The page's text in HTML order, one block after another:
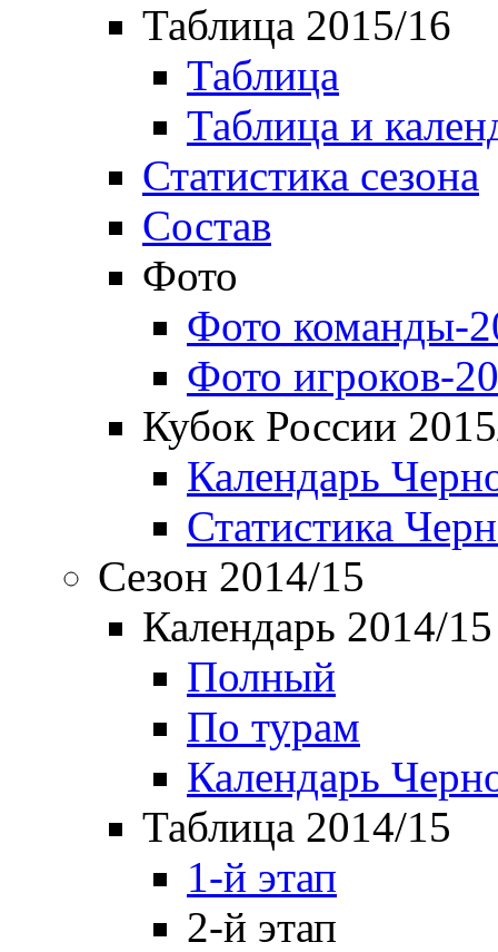
Таблица 2015/16
Таблица
Таблица и
Статистика сезона
Состав
Фото
Фото команды-
Фото игроков-
Кубок России
Календарь
Статистика
Сезон 2014/15
Календарь 2014/15
Полный
По турам
Календарь
Таблица 2014/15
1-й этап
2-й этап